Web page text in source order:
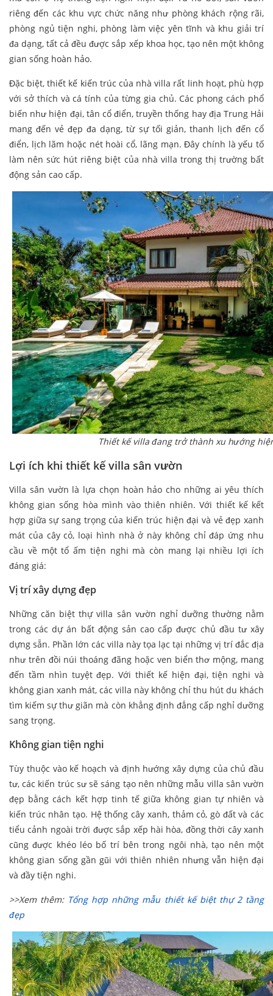
riêng đến các khu vực chức năng như phòng khách rộng rãi,
phòng ngủ tiện nghi, phòng làm việc yên tĩnh và khu giải trí
đa dạng, tất cả đều được sắp xếp khoa học, tạo nên một không
gian sống hoàn hảo.
Đặc biệt, thiết kế kiến trúc của nhà villa rất linh hoạt, phù hợp
với sở thích và cá tính của từng gia chủ. Các phong cách phổ
biến như hiện đại, tân cổ điển, truyền thống hay địa Trung Hải
mang đến vẻ đẹp đa dạng, từ sự tối giản, thanh lịch đến cổ
điển, lịch lãm hoặc nét hoài cổ, lãng mạn. Đây chính là yếu tố
làm nên sức hút riêng biệt của nhà villa trong thị trường bất
động sản cao cấp.
Thiết kế villa đang trở thành xu hướng
Lợi ích khi thiết kế villa sân vườn
Villa sân vườn là lựa chọn hoàn hảo cho những ai yêu thích
không gian sống hòa mình vào thiên nhiên. Với thiết kế kết
hợp giữa sự sang trọng của kiến trúc hiện đại và vẻ đẹp xanh
mát của cây cỏ, loại hình nhà ở này không chỉ đáp ứng nhu
cầu về một tổ ấm tiện nghi mà còn mang lại nhiều lợi ích
đáng giá:
Vị trí xây dựng đẹp
Những căn biệt thự villa sân vườn nghỉ dưỡng thường nằm
trong các dự án bất động sản cao cấp được chủ đầu tư xây
dựng sẵn. Phần lớn các villa này tọa lạc tại những vị trí đắc địa
như trên đồi núi thoáng đãng hoặc ven biển thơ mộng, mang
đến tầm nhìn tuyệt đẹp. Với thiết kế hiện đại, tiện nghi và
không gian xanh mát, các villa này không chỉ thu hút du khách
tìm kiếm sự thư giãn mà còn khẳng định đẳng cấp nghỉ dưỡng
sang trọng.
Không gian tiện nghi
Tùy thuộc vào kế hoạch và định hướng xây dựng của chủ đầu
tư, các kiến trúc sư sẽ sáng tạo nên những mẫu villa sân vườn
đẹp bằng cách kết hợp tinh tế giữa không gian tự nhiên và
kiến trúc nhân tạo. Hệ thống cây xanh, thảm cỏ, gò đất và các
tiểu cảnh ngoài trời được sắp xếp hài hòa, đồng thời cây xanh
cũng được khéo léo bố trí bên trong ngôi nhà, tạo nên một
không gian sống gần gũi với thiên nhiên nhưng vẫn hiện đại
và đầy tiện nghi.
>>Xem thêm: Tổng hợp những mẫu thiết kế biệt thự 2 tầng
đẹp